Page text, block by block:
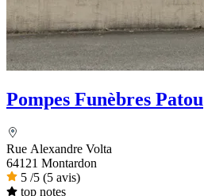
Pompes Funèbres Patou
Rue Alexandre Volta
64121 Montardon
5 /5 (5 avis)
top notes